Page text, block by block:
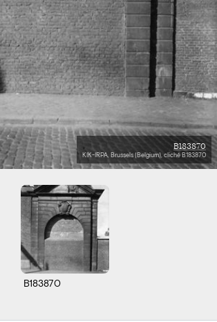
B183870
KIK-IRPA, Brussels (Belgium), cliché B183870
B183870